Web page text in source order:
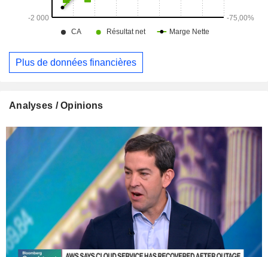
Plus de données financières
Analyses / Opinions